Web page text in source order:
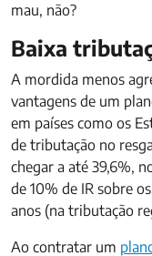
mau, não?
Baixa
A mordida menos
vantagens de um
em países como os
de tributação no
chegar a até 39,6%,
de 10% de IR sobre
anos (na tributação
Ao contratar um